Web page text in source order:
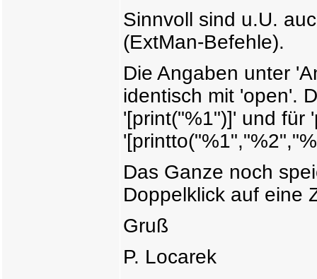
Sinnvoll sind u.U.
(ExtMan-Befehle).
Die Angaben unter
identisch mit 'open'.
'[print("%1")]' und für
Das Ganze noch
Doppelklick auf eine
Gruß
P. Locarek